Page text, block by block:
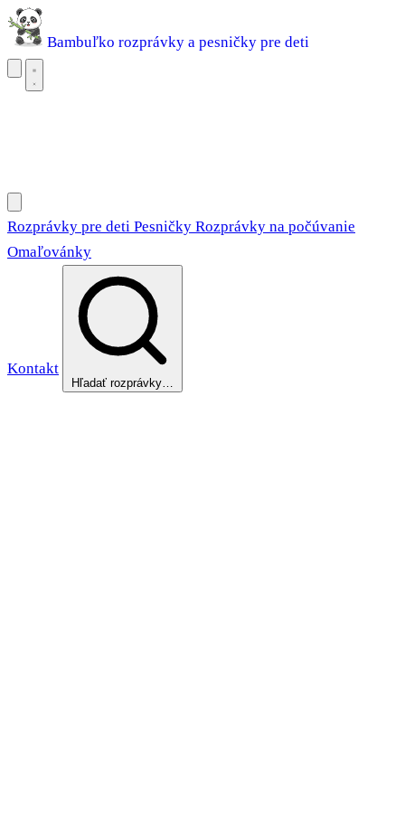
Bambuľko rozprávky a pesničky pre deti
Rozprávky pre deti Pesničky Rozprávky na počúvanie
Omaľovánky
Kontakt
Hľadať rozprávky…